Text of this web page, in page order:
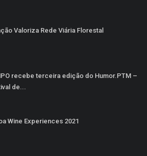
Valoriza Rede Viária Florestal
recebe terceira edição do Humor.PTM –
de...
Wine Experiences 2021